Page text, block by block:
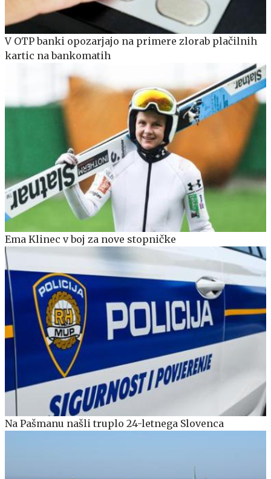
V OTP banki opozarjajo na primere zlorab plačilnih
kartic na bankomatih
Ema Klinec v boj za nove stopničke
Na Pašmanu našli truplo 24-letnega Slovenca